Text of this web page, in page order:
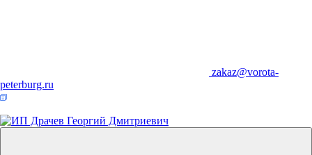
zakaz@vorota-
peterburg.ru